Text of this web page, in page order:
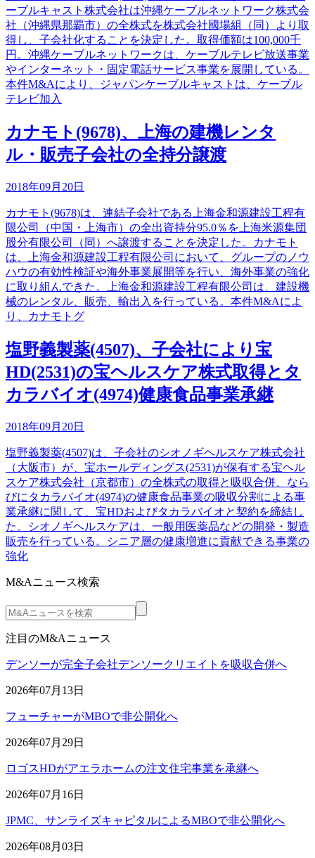
ーブルキャスト株式会社は沖縄ケーブルネットワーク株式会
社（沖縄県那覇市）の全株式を株式会社國場組（同）より取
得し、子会社化することを決定した。取得価額は100,000千
円。沖縄ケーブルネットワークは、ケーブルテレビ放送事業
やインターネット・固定電話サービス事業を展開している。
本件M&Aにより、ジャパンケーブルキャストは、ケーブル
テレビ加入
カナモト(9678)、上海の建機レンタ
ル・販売子会社の全持分譲渡
2018年09月20日
カナモト(9678)は、連結子会社である上海金和源建設工程有
限公司（中国・上海市）の全出資持分95.0％を上海米源集団
股分有限公司（同）へ譲渡することを決定した。カナモト
は、上海金和源建設工程有限公司において、グループのノウ
ハウの有効性検証や海外事業展開等を行い、海外事業の強化
に取り組んできた。上海金和源建設工程有限公司は、建設機
械のレンタル、販売、輸出入を行っている。本件M&Aによ
り、カナモトグ
塩野義製薬(4507)、子会社により宝
HD(2531)の宝ヘルスケア株式取得とタ
カラバイオ(4974)健康食品事業承継
2018年09月20日
塩野義製薬(4507)は、子会社のシオノギヘルスケア株式会社
（大阪市）が、宝ホールディングス(2531)が保有する宝ヘル
スケア株式会社（京都市）の全株式の取得と吸収合併、なら
びにタカラバイオ(4974)の健康食品事業の吸収分割による事
業承継に関して、宝HDおよびタカラバイオと契約を締結し
た。シオノギヘルスケアは、一般用医薬品などの開発・製造
販売を行っている。シニア層の健康増進に貢献できる事業の
強化
M&Aニュース検索
注目のM&Aニュース
デンソーが完全子会社デンソークリエイトを吸収合併へ
2026年07月13日
フューチャーがMBOで非公開化へ
2026年07月29日
ロゴスHDがアエラホームの注文住宅事業を承継へ
2026年07月16日
JPMC、サンライズキャピタルによるMBOで非公開化へ
2026年08月03日